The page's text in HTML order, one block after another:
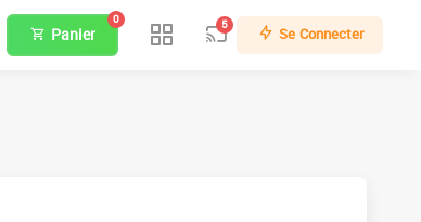
Panier
0 5 Se Connecter